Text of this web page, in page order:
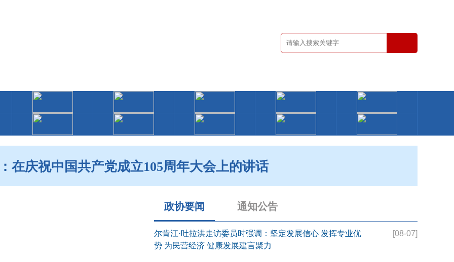
在庆祝中国共产党成立105周年大会上的讲话
政协要闻 通知公告
尔肯江·吐拉洪走访委员时强调：坚定发展信心 发挥专业优
势 为民营经济 健康发展建言聚力
[08-07]